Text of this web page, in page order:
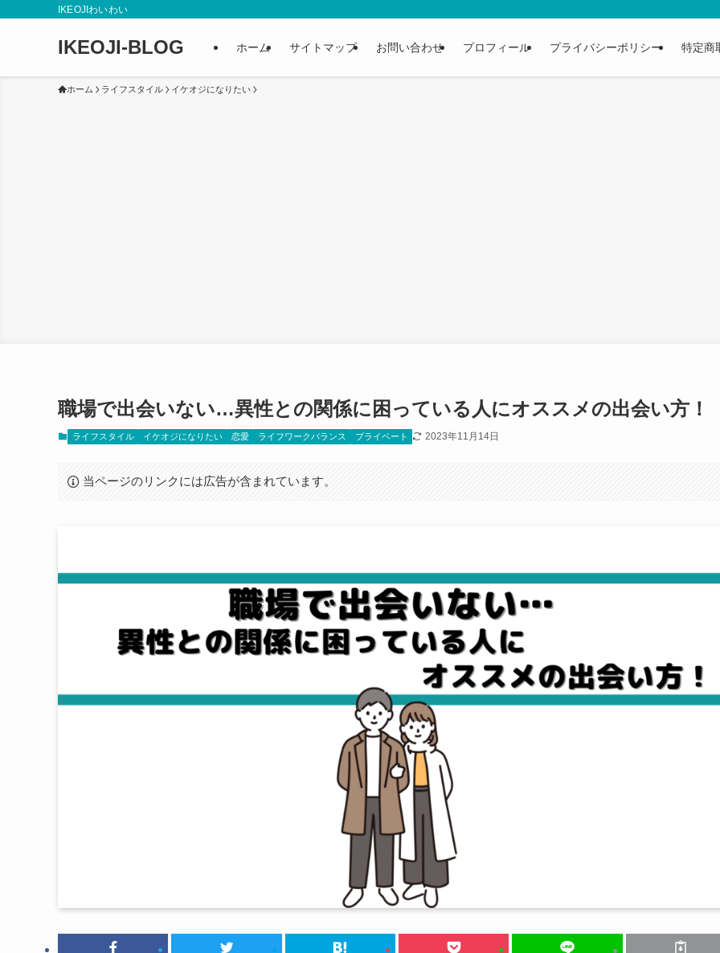
IKEOJIわいわい
IKEOJI-BLOG ホーム サイトマップ お問い合わせ プロフィール プライバシーポリシー 特定商
ホーム ライフスタイル イケオジになりたい
職場で出会いない…異性との関係に困っている人にオススメの出会い方！
ライフスタイル イケオジになりたい 恋愛 ライフワークバランス プライベート 2023年11月14日
当ページのリンクには広告が含まれています。